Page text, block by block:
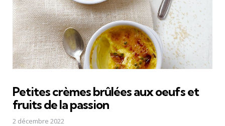
Petites crèmes brûlées aux oeufs et
fruits de la passion
2 décembre 2022